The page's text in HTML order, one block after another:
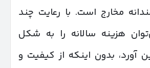
مخارج است. با رعایت چند
هزینه سالانه را به شکل
آورد، بدون اینکه از کیفیت و